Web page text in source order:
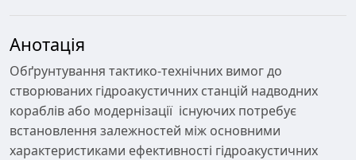
Анотація
Обґрунтування тактико-технічних вимог до
створюваних гідроакустичних станцій надводних
кораблів або модернізації існуючих потребує
встановлення залежностей між основними
характеристиками ефективності гідроакустичних